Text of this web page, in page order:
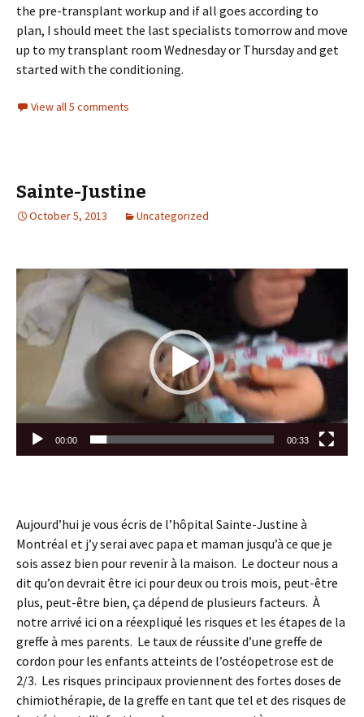
the pre-transplant workup and if all goes according to
plan, I should meet the last specialists tomorrow and move
up to my transplant room Wednesday or Thursday and get
started with the conditioning.
View all 5 comments
Sainte-Justine
October 5, 2013 Uncategorized
Video
Player
00:00 00:33
Aujourd’hui je vous écris de l’hôpital Sainte-Justine à
Montréal et j’y serai avec papa et maman jusqu’à ce que je
sois assez bien pour revenir à la maison. Le docteur nous a
dit qu’on devrait être ici pour deux ou trois mois, peut-être
plus, peut-être bien, ça dépend de plusieurs facteurs. À
notre arrivé ici on a réexpliqué les risques et les étapes de la
greffe à mes parents. Le taux de réussite d’une greffe de
cordon pour les enfants atteints de l’ostéopetrose est de
2/3. Les risques principaux proviennent des fortes doses de
chimiothérapie, de la greffe en tant que tel et des risques de